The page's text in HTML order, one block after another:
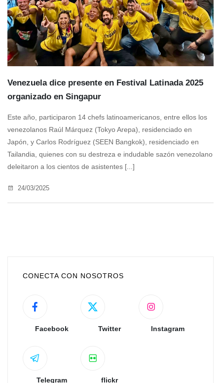
Venezuela dice presente en Festival Latinada 2025
organizado en Singapur
Este año, participaron 14 chefs latinoamericanos, entre ellos los
venezolanos Raúl Márquez (Tokyo Arepa), residenciado en
Japón, y Carlos Rodríguez (SEEN Bangkok), residenciado en
Tailandia, quienes con su destreza e indudable sazón venezolano
deleitaron a los cientos de asistentes [...]
24/03/2025
CONECTA CON NOSOTROS
Facebook Twitter Instagram
Telegram flickr